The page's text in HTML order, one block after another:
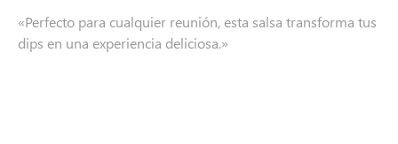
«Perfecto para cualquier reunión, esta salsa transforma tus
dips en una experiencia deliciosa.»